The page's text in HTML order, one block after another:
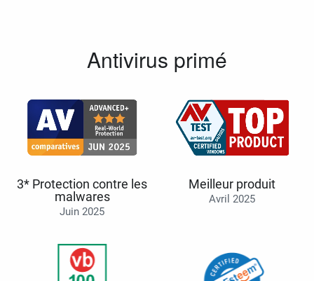
Antivirus primé
3* Protection contre les
malwares
Juin 2025
Meilleur produit
Avril 2025